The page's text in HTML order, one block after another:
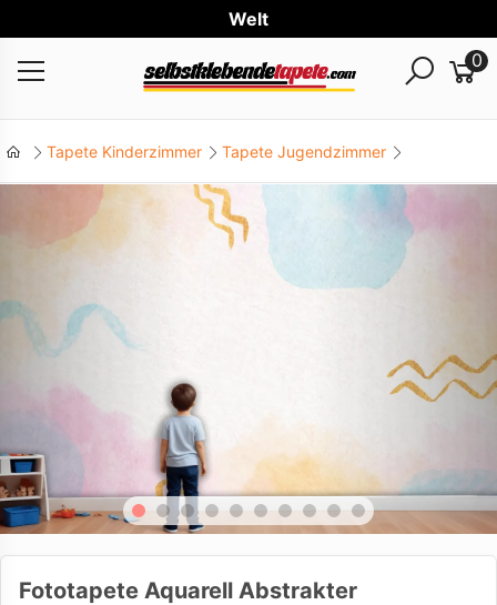
Weltwei
0
Tapete Kinderzimmer Tapete Jugendzimmer
Fototapete Aquarell Abstrakter